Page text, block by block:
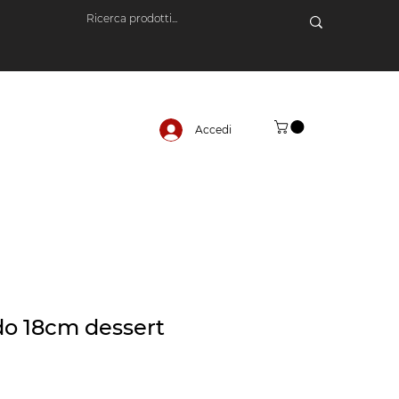
Accedi
18cm dessert